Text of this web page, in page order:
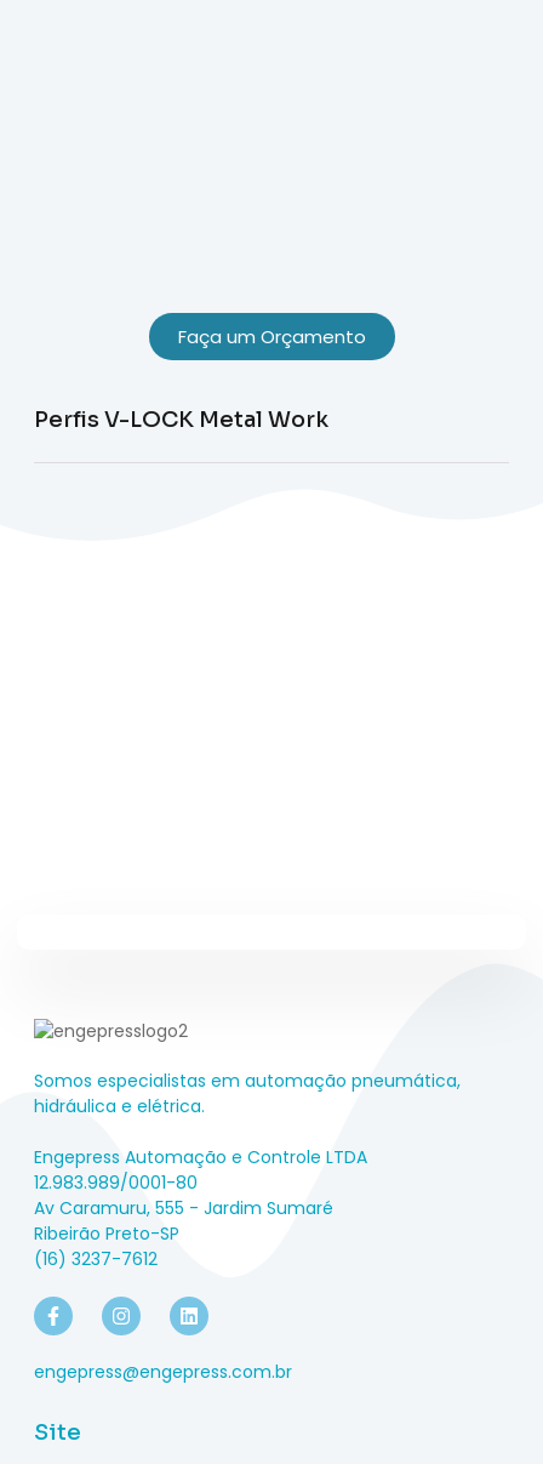
Faça um Orçamento
Perfis V-LOCK Metal Work
Somos especialistas em automação pneumática,
hidráulica e elétrica.
Engepress Automação e Controle LTDA
12.983.989/0001-80
Av Caramuru, 555 - Jardim Sumaré
Ribeirão Preto-SP
(16) 3237-7612
engepress@engepress.com.br
Site